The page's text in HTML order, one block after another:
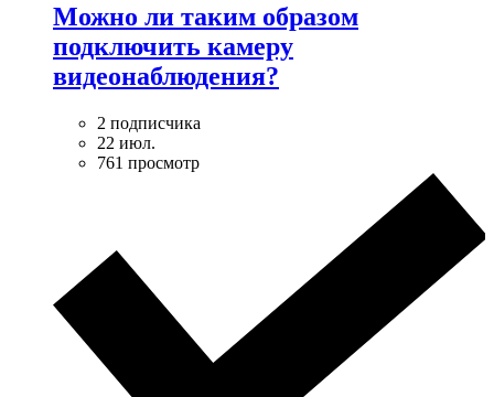
Можно ли таким образом
подключить камеру
видеонаблюдения?
2 подписчика
22 июл.
761 просмотр